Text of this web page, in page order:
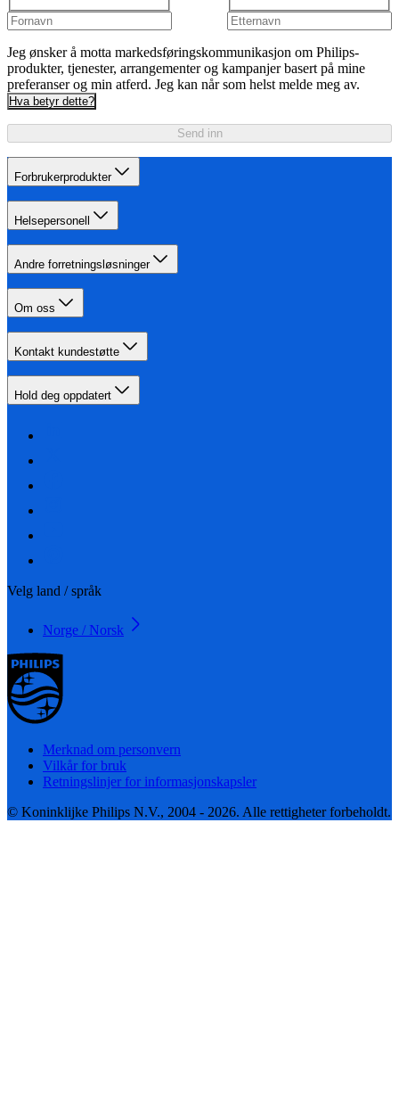
Jeg ønsker å motta markedsføringskommunikasjon om Philips-
produkter, tjenester, arrangementer og kampanjer basert på mine
preferanser og min atferd. Jeg kan når som helst melde meg av.
Hva betyr dette?
Send inn
Forbrukerprodukter
Helsepersonell
Andre forretningsløsninger
Om oss
Kontakt kundestøtte
Hold deg oppdatert
Velg land / språk
Norge / Norsk
Merknad om personvern
Vilkår for bruk
Retningslinjer for informasjonskapsler
© Koninklijke Philips N.V., 2004 - 2026. Alle rettigheter forbeholdt.